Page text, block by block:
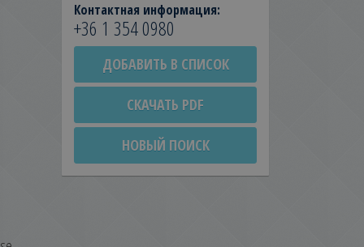
Контактная информация:
+36 1 354 0980
ДОБАВИТЬ В СПИСОК
СКАЧАТЬ PDF
НОВЫЙ ПОИСК